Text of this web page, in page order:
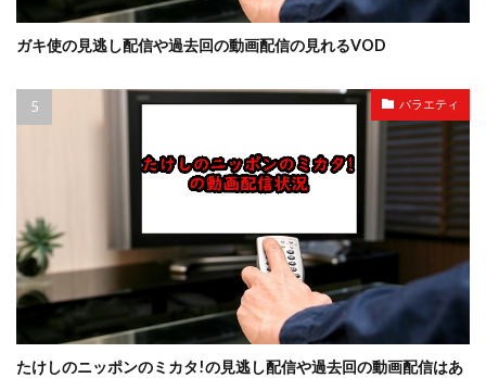
ガキ使の見逃し配信や過去回の動画配信の見れるVOD
バラエティ
たけしのニッポンのミカタ!の見逃し配信や過去回の動画配信はあ